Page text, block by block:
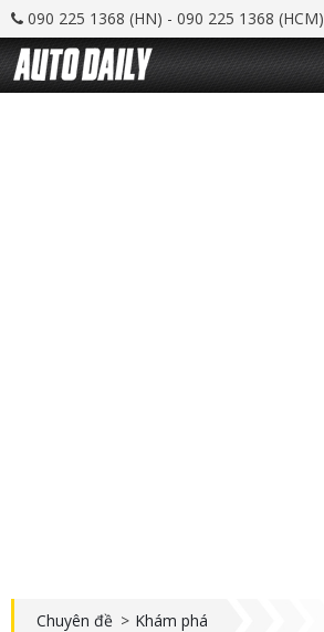
090 225 1368 (HN) - 090 225 1368 (HCM)
Chuyên đề > Khám phá